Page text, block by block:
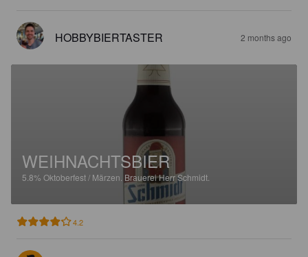
HOBBYBIERTASTER 2 months ago
WEIHNACHTSBIER
5.8% Oktoberfest / Märzen. Brauerei Herr Schmidt.
4.2